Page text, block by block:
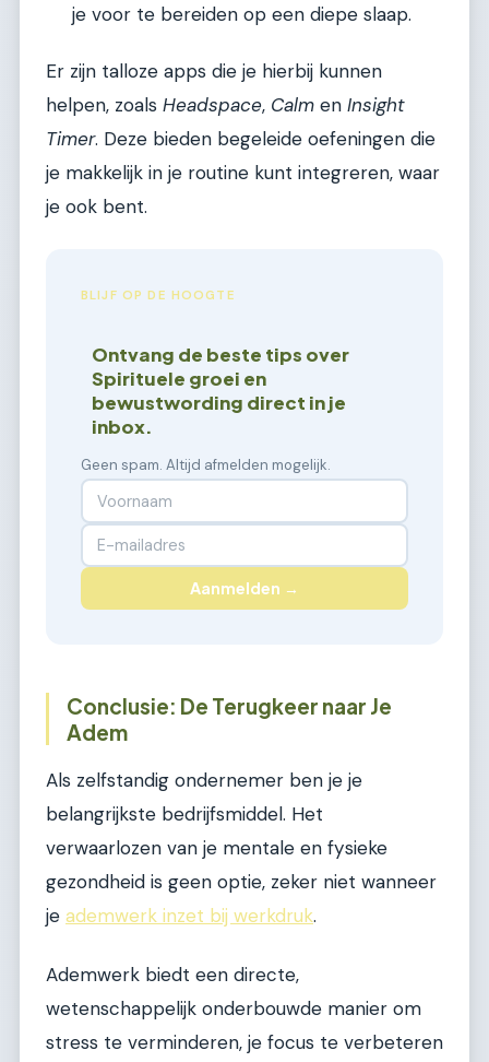
je voor te bereiden op een diepe slaap.
Er zijn talloze apps die je hierbij kunnen
helpen, zoals Headspace, Calm en Insight
Timer. Deze bieden begeleide oefeningen die
je makkelijk in je routine kunt integreren, waar
je ook bent.
BLIJF OP DE HOOGTE
Ontvang de beste tips over
Spirituele groei en
bewustwording direct in je
inbox.
Geen spam. Altijd afmelden mogelijk.
Aanmelden →
Conclusie: De Terugkeer naar Je
Adem
Als zelfstandig ondernemer ben je je
belangrijkste bedrijfsmiddel. Het
verwaarlozen van je mentale en fysieke
gezondheid is geen optie, zeker niet wanneer
je ademwerk inzet bij werkdruk.
Ademwerk biedt een directe,
wetenschappelijk onderbouwde manier om
stress te verminderen, je focus te verbeteren